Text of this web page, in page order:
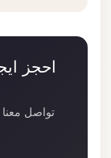
احجز
تواصل معنا